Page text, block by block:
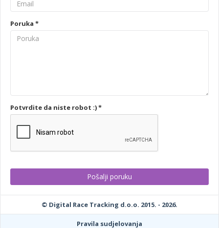
Poruka *
Potvrdite da niste robot :) *
© Digital Race Tracking d.o.o. 2015. - 2026.
Pravila sudjelovanja